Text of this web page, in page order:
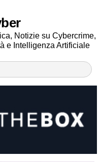
Notizie su Cybercrime,
e Intelligenza Artificiale